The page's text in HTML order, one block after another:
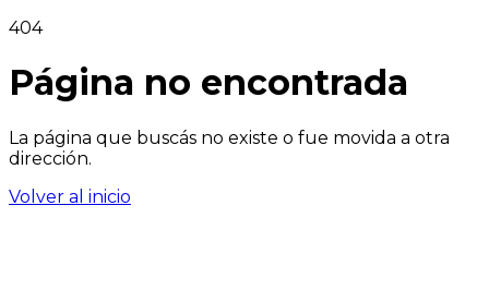
404
Página no encontrada
La página que buscás no existe o fue movida a otra
dirección.
Volver al inicio